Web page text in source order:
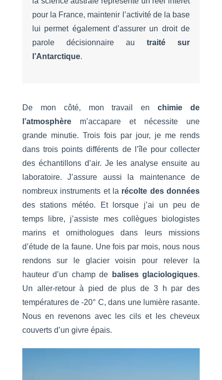
pour la France, maintenir l’activité de la base
lui permet également d’assurer un droit de
parole décisionnaire autraité sur
l’Antarctique.
De mon côté, mon travail enchimie de
l’atmosphèrem’accapare et nécessite une
grande minutie. Trois fois par jour, je me rends
dans trois points différents de l’île pour collecter
des échantillons d’air. Je les analyse ensuite au
laboratoire. J’assure aussi la maintenance de
nombreux instruments et la récolte des données
des stations météo. Et lorsque j’ai un peu de
temps libre, j’assiste mes collègues biologistes
marins et ornithologues dans leurs missions
d’étude de la faune. Une fois par mois, nous nous
rendons sur le glacier voisin pour relever la
hauteur d’un champ de
balises glaciologiques.
Un aller-retour à pied de plus de 3 h par des
températures de -20° C, dans une lumière rasante.
Nous en revenons avec les cils et les cheveux
couverts d’un givre épais.